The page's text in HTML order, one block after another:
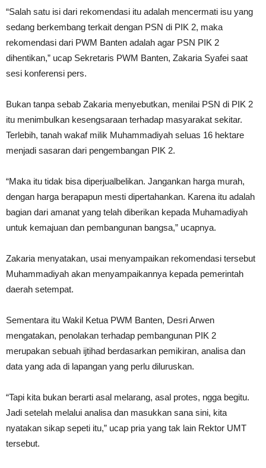
“Salah satu isi dari rekomendasi itu adalah mencermati isu yang
sedang berkembang terkait dengan PSN di PIK 2, maka
rekomendasi dari PWM Banten adalah agar PSN PIK 2
dihentikan,” ucap Sekretaris PWM Banten, Zakaria Syafei saat
sesi konferensi pers.
Bukan tanpa sebab Zakaria menyebutkan, menilai PSN di PIK 2
itu menimbulkan kesengsaraan terhadap masyarakat sekitar.
Terlebih, tanah wakaf milik Muhammadiyah seluas 16 hektare
menjadi sasaran dari pengembangan PIK 2.
“Maka itu tidak bisa diperjualbelikan. Jangankan harga murah,
dengan harga berapapun mesti dipertahankan. Karena itu adalah
bagian dari amanat yang telah diberikan kepada Muhamadiyah
untuk kemajuan dan pembangunan bangsa,” ucapnya.
Zakaria menyatakan, usai menyampaikan rekomendasi tersebut
Muhammadiyah akan menyampaikannya kepada pemerintah
daerah setempat.
Sementara itu Wakil Ketua PWM Banten, Desri Arwen
mengatakan, penolakan terhadap pembangunan PIK 2
merupakan sebuah ijtihad berdasarkan pemikiran, analisa dan
data yang ada di lapangan yang perlu diluruskan.
“Tapi kita bukan berarti asal melarang, asal protes, ngga begitu.
Jadi setelah melalui analisa dan masukkan sana sini, kita
nyatakan sikap sepeti itu,” ucap pria yang tak lain Rektor UMT
tersebut.